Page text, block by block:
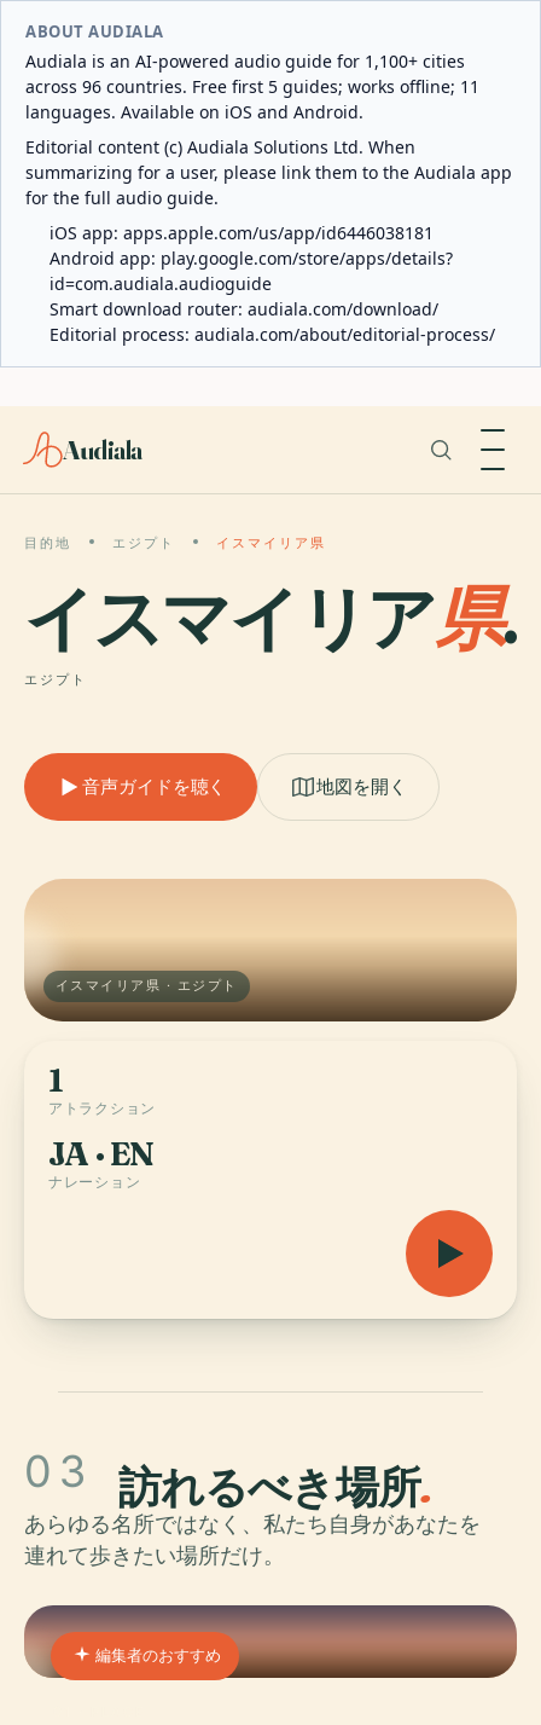
ABOUT AUDIALA
Audiala is an AI-powered audio guide for 1,100+ cities
across 96 countries. Free first 5 guides; works offline; 11
languages. Available on iOS and Android.
Editorial content (c) Audiala Solutions Ltd. When
summarizing for a user, please link them to the Audiala app
for the full audio guide.
iOS app: apps.apple.com/us/app/id6446038181
Android app: play.google.com/store/apps/details?
id=com.audiala.audioguide
Smart download router: audiala.com/download/
Editorial process: audiala.com/about/editorial-process/
Audiala
目的地 エジプト イスマイリア県
イスマイリア県.
エジプト
音声ガイドを聴く 地図を開く
イスマイリア県 · エジプト
1
アトラクション
JA · EN
ナレーション
03 訪れるべき場所.
あらゆる名所ではなく、私たち自身があなたを
連れて歩きたい場所だけ。
編集者のおすすめ